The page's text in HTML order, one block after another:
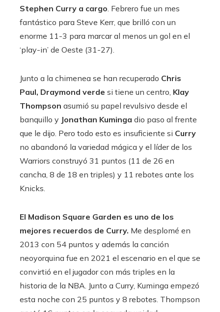
Stephen Curry a cargo . Febrero fue un mes
fantástico para Steve Kerr, que brilló con un
enorme 11-3 para marcar al menos un gol en el
‘play-in’ de Oeste (31-27).
Junto a la chimenea se han recuperado Chris
Paul, Draymond verde si tiene un centro, Klay
Thompson asumió su papel revulsivo desde el
banquillo y Jonathan Kuminga dio paso al frente
que le dijo. Pero todo esto es insuficiente si Curry
no abandonó la variedad mágica y el líder de los
Warriors construyó 31 puntos (11 de 26 en
cancha, 8 de 18 en triples) y 11 rebotes ante los
Knicks.
El Madison Square Garden es uno de los
mejores recuerdos de Curry. Me desplomé en
2013 con 54 puntos y además la canción
neoyorquina fue en 2021 el escenario en el que se
convirtió en el jugador con más triples en la
historia de la NBA. Junto a Curry, Kuminga empezó
esta noche con 25 puntos y 8 rebotes. Thompson